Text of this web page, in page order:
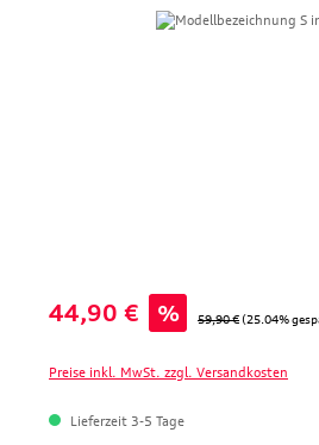
Bildergalerie überspringen
Verkaufspreis:
44,90 € % Regulärer Preis:
59,90 € (25.04%
Preise inkl. MwSt. zzgl. Versandkosten
Lieferzeit 3-5 Tage